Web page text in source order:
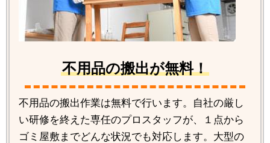
不用品の搬出が無料！
不用品の搬出作業は無料で行います。自社の厳し
い研修を終えた専任のプロスタッフが、１点から
ゴミ屋敷までどんな状況でも対応します。大型の